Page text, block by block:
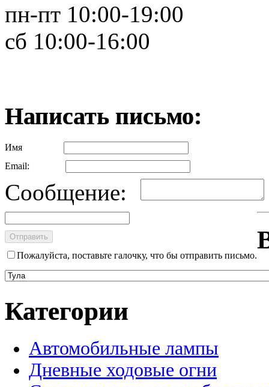
пн-пт 10:00-19:00
сб 10:00-16:00
Написать письмо:
Имя
Email:
Сообщение:
Пожалуйста, поставьте галочку, что бы отправить письмо.
Категории
Автомобильные лампы
Дневные ходовые огни